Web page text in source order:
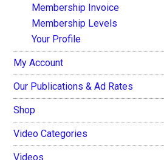
Membership Invoice
Membership Levels
Your Profile
My Account
Our Publications & Ad Rates
Shop
Video Categories
Videos